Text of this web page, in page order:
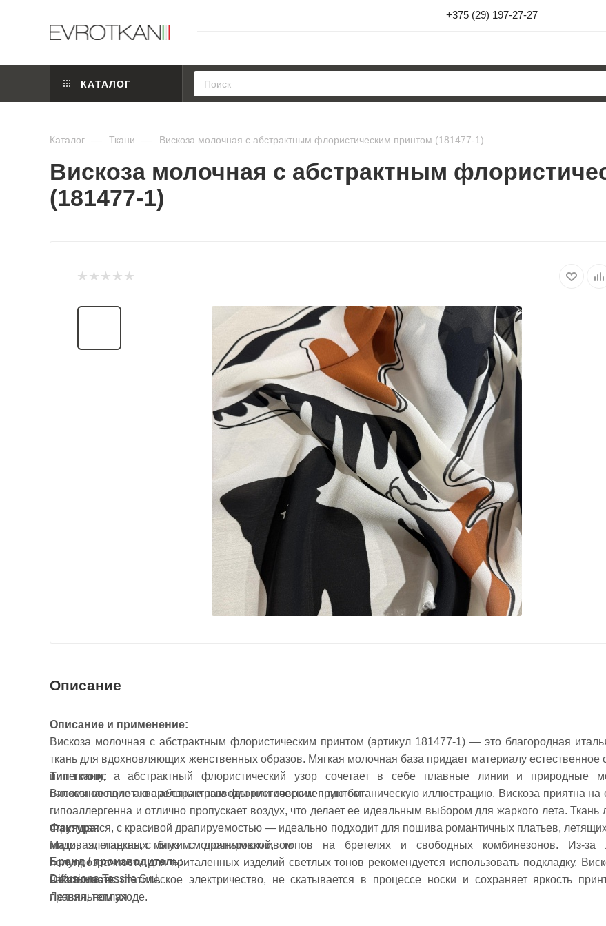
+375 (29) 197-27-27
КАТАЛОГ
Каталог — Ткани — Вискоза молочная с абстрактным флористическим принтом (181477-1)
Вискоза молочная с абстрактным
(181477-1)
Описание
Описание и применение:
Вискоза молочная с абстрактным флористическим принтом (артикул 181477-1) — это благородная
ткань для вдохновляющих женственных образов. Мягкая молочная база придает материалу естественное
и теплоту, а абстрактный флористический узор сочетает в себе плавные линии и природные
напоминающие акварельные разводы или современную ботаническую иллюстрацию. Вискоза приятна на
гипоаллергенна и отлично пропускает воздух, что делает ее идеальным выбором для жаркого лета. Ткань
струящаяся, с красивой драпируемостью — идеально подходит для пошива романтичных платьев,
миди, элегантных блуз с драпировкой, топов на бретелях и свободных комбинезонов. Из-за
полупрозрачности для приталенных изделий светлых тонов рекомендуется использовать подкладку.
накапливает статическое электричество, не скатывается в процессе носки и сохраняет яркость
правильном уходе.
Тип ткани:
Вискозное полотно с абстрактным флористическим принтом
Фактура:
Матовая, гладкая, с мягким молочным отливом
Сезонность:
Летняя, теплая
Бренд / производитель:
Diffusione Tessile S.r.l.